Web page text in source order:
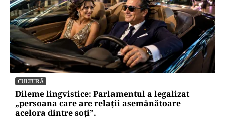
CULTURĂ
Dileme lingvistice: Parlamentul a legalizat
„persoana care are relații asemănătoare
acelora dintre soți”.